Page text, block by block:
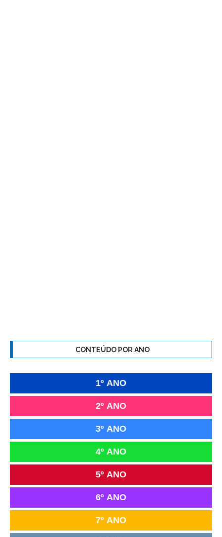
CONTEÚDO POR ANO
1º ANO
2º ANO
3º ANO
4º ANO
5º ANO
6º ANO
7º ANO